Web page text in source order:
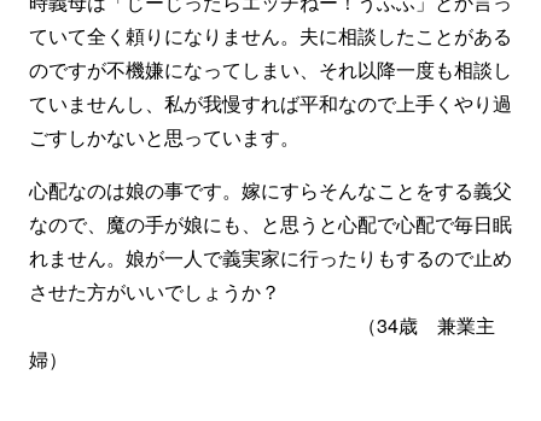
ていて全く頼りになりません。夫に相談したことがある
のですが不機嫌になってしまい、それ以降一度も相談し
ていませんし、私が我慢すれば平和なので上手くやり過
ごすしかないと思っています。
心配なのは娘の事です。嫁にすらそんなことをする義父
なので、魔の手が娘にも、と思うと心配で心配で毎日眠
れません。娘が一人で義実家に行ったりもするので止め
させた方がいいでしょうか？
（34歳 兼業主
婦）